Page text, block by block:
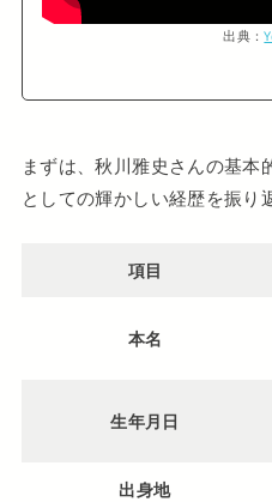
出典：
まずは、秋川雅史さんの基本
としての輝かしい経歴を振り
項目
本名
生年月日
出身地